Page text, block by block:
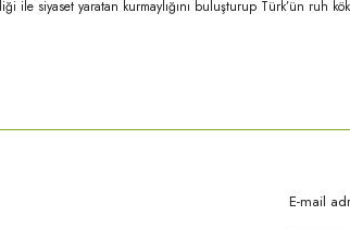
ile siyaset yaratan kurmaylığını buluşturup Türk’ün ruh